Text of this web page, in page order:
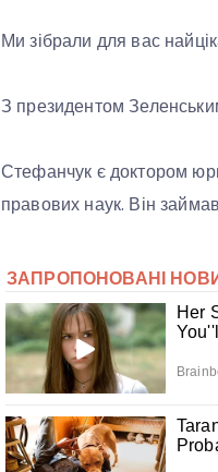
Ми зібрали для вас
З президентом
Стефанчук є доктором
правових наук. Він